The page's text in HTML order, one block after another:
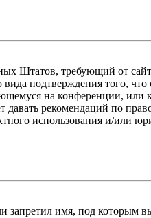
Штатов, требующий от
подтверждения того,
на конференции, или
давать рекомендаций по
использования и/или
запретил имя, под которым